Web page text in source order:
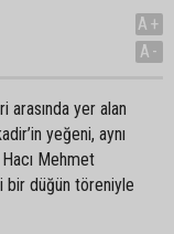
A+
A-
arasında yer alan
yeğeni, aynı
Mehmet
bir düğün töreniyle